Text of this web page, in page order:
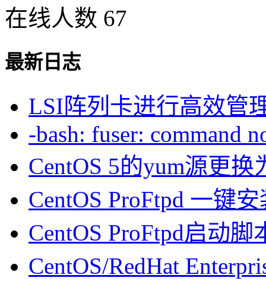
在线人数 67
最新日志
LSI阵列卡进行高效管
-bash: fuser: command
CentOS 5的yum源更
CentOS ProFtpd 一键
CentOS ProFtpd启动脚
CentOS/RedHat